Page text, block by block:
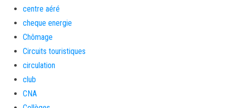
centre aéré
cheque energie
Chômage
Circuits touristiques
circulation
club
CNA